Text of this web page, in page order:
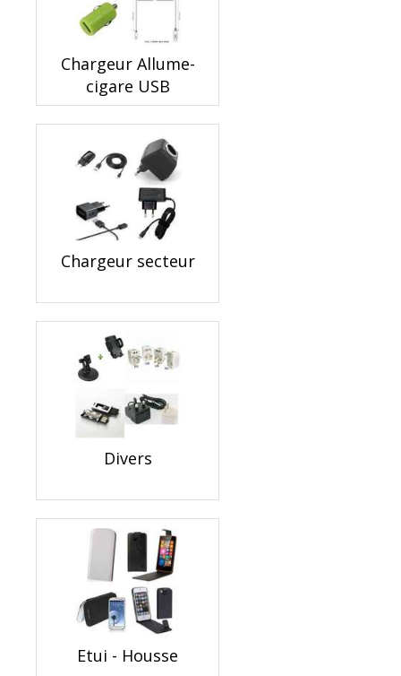
Chargeur Allume-
cigare USB
Chargeur secteur
Divers
Etui - Housse